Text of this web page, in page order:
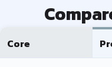
Core